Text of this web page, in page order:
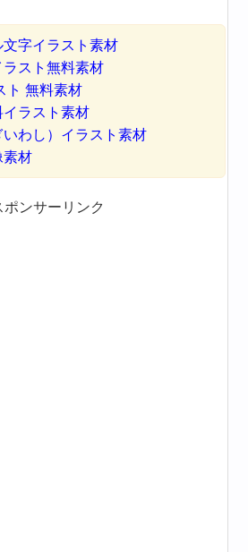
字イラスト素材
スト無料素材
ト 無料素材
ラスト素材
わし）イラスト素材
素材
ポンサーリンク